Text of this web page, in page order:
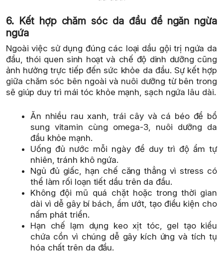
6. Kết hợp chăm sóc da đầu để ngăn ngừa
ngứa
Ngoài việc sử dụng đúng các loại dầu gội trị ngứa da
đầu, thói quen sinh hoạt và chế độ dinh dưỡng cũng
ảnh hưởng trực tiếp đến sức khỏe da đầu. Sự kết hợp
giữa chăm sóc bên ngoài và nuôi dưỡng từ bên trong
sẽ giúp duy trì mái tóc khỏe mạnh, sạch ngứa lâu dài.
Ăn nhiều rau xanh, trái cây và cá béo để bổ
sung vitamin cùng omega-3, nuôi dưỡng da
đầu khỏe mạnh.
Uống đủ nước mỗi ngày để duy trì độ ẩm tự
nhiên, tránh khô ngứa.
Ngủ đủ giấc, hạn chế căng thẳng vì stress có
thể làm rối loạn tiết dầu trên da đầu.
Không đội mũ quá chặt hoặc trong thời gian
dài vì dễ gây bí bách, ẩm ướt, tạo điều kiện cho
nấm phát triển.
Hạn chế lạm dụng keo xịt tóc, gel tạo kiểu
chứa cồn vì chúng dễ gây kích ứng và tích tụ
hóa chất trên da đầu.